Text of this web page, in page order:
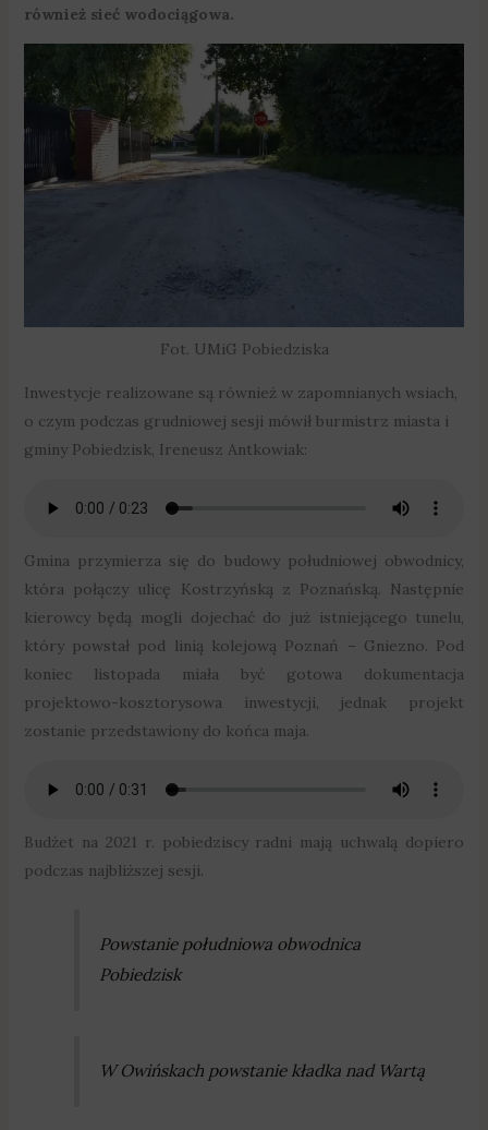
również sieć wodociągowa.
Fot. UMiG Pobiedziska
Inwestycje realizowane są również w zapomnianych wsiach,
o czym podczas grudniowej sesji mówił burmistrz miasta i
gminy Pobiedzisk, Ireneusz Antkowiak:
Gmina przymierza się do budowy południowej obwodnicy,
która połączy ulicę Kostrzyńską z Poznańską. Następnie
kierowcy będą mogli dojechać do już istniejącego tunelu,
który powstał pod linią kolejową Poznań – Gniezno. Pod
koniec listopada miała być gotowa dokumentacja
projektowo-kosztorysowa inwestycji, jednak projekt
zostanie przedstawiony do końca maja.
Budżet na 2021 r. pobiedziscy radni mają uchwalą dopiero
podczas najbliższej sesji.
Powstanie południowa obwodnica
Pobiedzisk
W Owińskach powstanie kładka nad Wartą